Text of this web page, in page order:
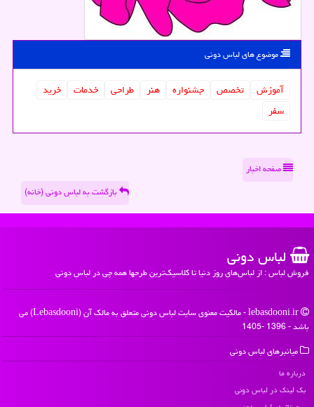
موضوع های لباس دونی
آموزش تخصص جشنواره هنر طراحی خدمات
خرید
سفر
صفحه اخبار
بازگشت به لباس دونی (خانه)
لباس دونی
فروش لباس : از لباس‌های روز دنیا تا کلاسیک‌ترین طرحها همه چی در لباس دونی
lebasdooni.ir - مالکیت معنوی سایت لباس دونی متعلق به مالک آن (Lebasdooni) می
باشد - 1396 -1405
میانبرهای لباس دونی
درباره ما
بک لینک در لباس دونی